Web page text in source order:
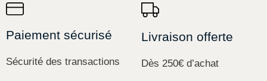
Paiement sécurisé
Sécurité des transactions
Livraison offerte
Dès 250€ d’achat